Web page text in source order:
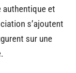
authentique et
s’ajoutent
sur une